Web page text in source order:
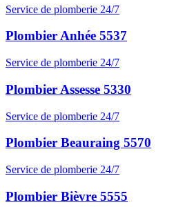
Service de plomberie 24/7
Plombier Anhée 5537
Service de plomberie 24/7
Plombier Assesse 5330
Service de plomberie 24/7
Plombier Beauraing 5570
Service de plomberie 24/7
Plombier Bièvre 5555